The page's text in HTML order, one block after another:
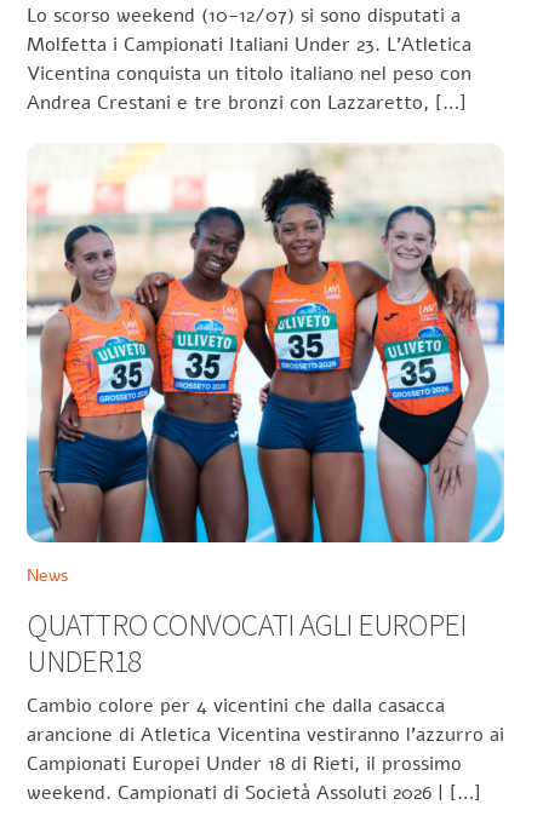
Lo scorso weekend (10-12/07) si sono disputati a
Molfetta i Campionati Italiani Under 23. L’Atletica
Vicentina conquista un titolo italiano nel peso con
Andrea Crestani e tre bronzi con Lazzaretto, […]
News
QUATTRO CONVOCATI AGLI EUROPEI
UNDER18
Cambio colore per 4 vicentini che dalla casacca
arancione di Atletica Vicentina vestiranno l’azzurro ai
Campionati Europei Under 18 di Rieti, il prossimo
weekend. Campionati di Società Assoluti 2026 | […]